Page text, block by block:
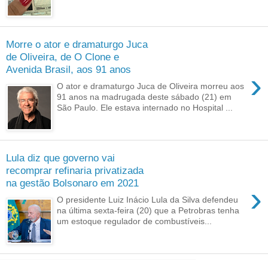
Morre o ator e dramaturgo Juca
de Oliveira, de O Clone e
Avenida Brasil, aos 91 anos
›
O ator e dramaturgo Juca de Oliveira morreu aos
91 anos na madrugada deste sábado (21) em
São Paulo. Ele estava internado no Hospital ...
Lula diz que governo vai
recomprar refinaria privatizada
na gestão Bolsonaro em 2021
›
O presidente Luiz Inácio Lula da Silva defendeu
na última sexta-feira (20) que a Petrobras tenha
um estoque regulador de combustíveis...